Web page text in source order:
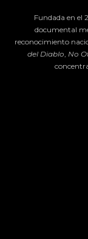
Fundada en el
documental
reconocimiento
del Diablo No